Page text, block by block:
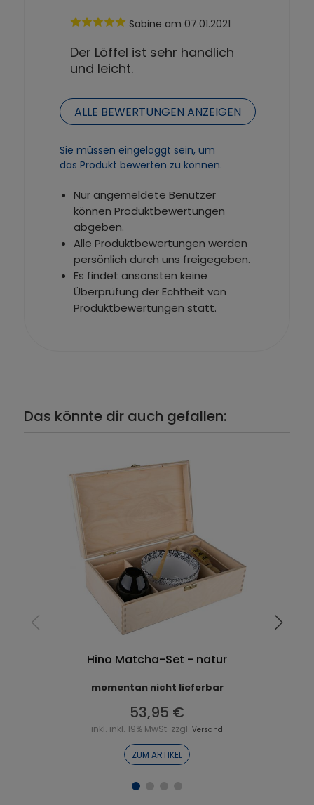
Sabine am 07.01.2021
Der Löffel ist sehr handlich
und leicht.
ALLE BEWERTUNGEN ANZEIGEN
Sie müssen eingeloggt sein, um
das Produkt bewerten zu können.
Nur angemeldete Benutzer
können Produktbewertungen
abgeben.
Alle Produktbewertungen werden
persönlich durch uns freigegeben.
Es findet ansonsten keine
Überprüfung der Echtheit von
Produktbewertungen statt.
Das könnte dir auch gefallen:
Hino Matcha-Set - natur
momentan nicht lieferbar
53,95 €
inkl. inkl. 19% MwSt. zzgl.Versand
ZUM ARTIKEL